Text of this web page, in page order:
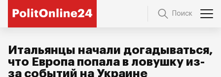
Поиск
Итальянцы начали догадываться,
что Европа попала в ловушку из-
за событий на Украине